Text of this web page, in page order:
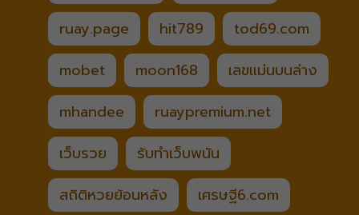
ruay.page
hit789
tod69.com
mobet
moon168
เลขแม่นบนล่าง
mhandee
ruaypremium.net
เว็บรวย
รับทำเว็บพนัน
สถิติหวยย้อนหลัง
เศรษฐี6.com